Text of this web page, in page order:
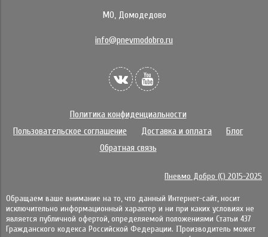
МО, Домодедово
info@pnevmodobro.ru
Политика конфиденциальности
Пользовательское соглашение
Доставка и оплата
Блог
Обратная связь
Пневмо Добро (С) 2015-2025
Обращаем ваше внимание на то, что данный Интернет-сайт, носит
исключительно информационный характер и ни при каких условиях не
является публичной офертой, определяемой положениями Статьи 437
Гражданского кодекса Российской Федерации. Πpoизвoдитeль мoжeт